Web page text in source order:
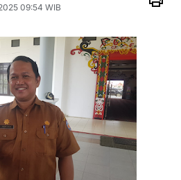
09:54 WIB